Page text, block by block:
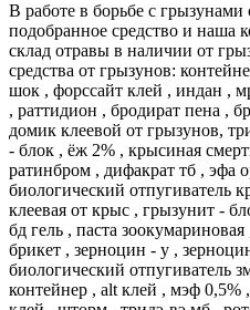
В работе в борьбе с
подобранное средство и наша
склад отравы в наличии от
средства от грызунов:
шок , форссайт клей , индан ,
, раттидион , бродират пена ,
домик клеевой от грызунов,
- блок , ёж 2% , крысиная
ратинбром , дифакрат тб , эфа
биологический отпугиватель
клеевая от крыс , грызунит -
бд гель , паста
брикет , зерноцин - у ,
биологический отпугиватель
контейнер , alt клей , мэф